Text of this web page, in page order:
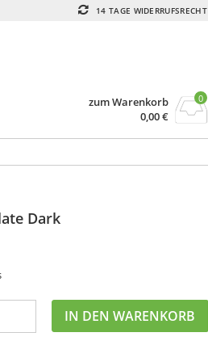
14 TAGE WIDERRUFSRECHT
zum Warenkorb
0,00€
0
Dark
IN DEN WARENKORB